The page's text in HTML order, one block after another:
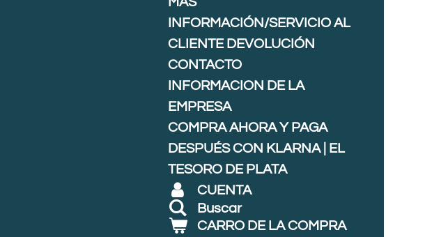
INFORMACIÓN/SERVICIO AL
CLIENTE DEVOLUCIÓN
CONTACTO
INFORMACION DE LA
EMPRESA
COMPRA AHORA Y PAGA
DESPUÉS CON KLARNA | EL
TESORO DE PLATA
CUENTA
Buscar
CARRO DE LA COMPRA